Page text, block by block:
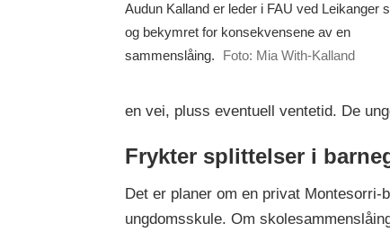
Audun Kalland er leder i FAU ved Leikanger
og bekymret for konsekvensene av en
sammenslåing.
Foto: Mia With-Kalland
en vei, pluss eventuell ventetid. De
Frykter splittelser i
Det er planer om en privat
ungdomsskule. Om